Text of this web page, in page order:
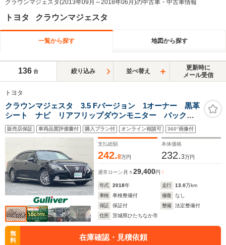
クラウンマジェスタ(2013年09月～2018年06月)の中古車・中古車情報
トヨタ クラウンマジェスタ
一覧から探す 地図から探す
136 台 絞り込み 並べ替え
更新時に
メール受信
トヨタ
クラウンマジェスタ 3.5 Fバージョン 1オーナー 黒革
シート ナビ リアフリップダウンモニター バックカ
メラ BSM ETC エアシート 全席ヒーター電動 ブ
ルーレイ ウッド調コンビハンドル ドラレコ クルコ
ン AW付ノーマルタイヤ車載
販売店保証 車両品質評価書付 購入プラン付 オンライン相談可 360°画像付
支払総額
242.8万円
本体価格
232.3万円
通常ローン 月々29,400円
年式 2018年 走行 13.0万km
車検
車検整備付 修復
なし
保証
保証付 整備
法定整備付
住所
茨城県ひたちなか市
無
料
在庫確認・見積依頼